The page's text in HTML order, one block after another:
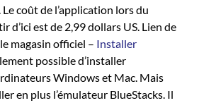
coût de l’application lors du
d’ici est de 2,99 dollars US. Lien de
magasin officiel – Installer
possible d’installer
Windows et Mac. Mais
en plus l’émulateur BlueStacks. Il